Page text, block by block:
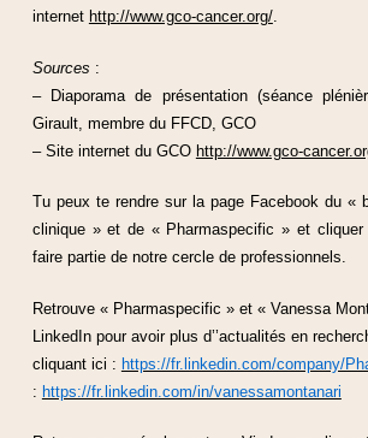
internet http://www.gco-cancer.org/.
Sources :
– Diaporama de présentation (séance
Girault, membre du FFCD, GCO
– Site internet du GCO http://www.gco-
Tu peux te rendre sur la page Facebook du «
clinique » et de « Pharmaspecific » et cliquer
faire partie de notre cercle de professionnels.
Retrouve « Pharmaspecific » et « Vanessa
LinkedIn pour avoir plus d’’actualités en
cliquant ici : https://fr.linkedin.com/company/
: https://fr.linkedin.com/in/vanessamontanari